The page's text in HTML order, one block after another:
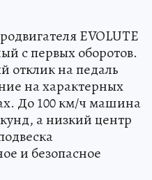
EVOLUTE
с первых оборотов.
отклик на педаль
на характерных
До 100 км/ч машина
а низкий центр
и безопасное